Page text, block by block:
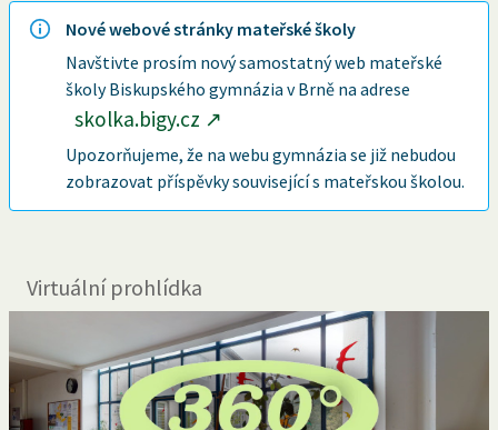
Nové webové stránky mateřské školy
Navštivte prosím nový samostatný web mateřské
školy Biskupského gymnázia v Brně na adrese
skolka.bigy.cz ↗
Upozorňujeme, že na webu gymnázia se již nebudou
zobrazovat příspěvky související s mateřskou školou.
Virtuální prohlídka